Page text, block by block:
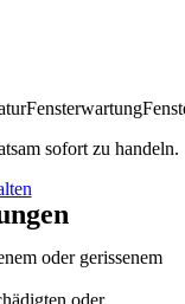
Fensterwartung
sofort zu handeln.
oder gerissenem